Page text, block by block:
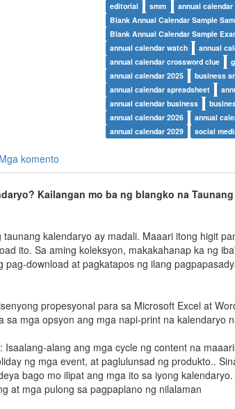
editorial
smm annual calendar
Blank Annual Calendar Sample
Blank Annual Calendar Sample
annual calendar watch
annual
annual calendar crossword clue
annual calendar 2025
business
annual calendar spreadsheet
annual calendar business
annual calendar 2026
annual
annual calendar 2029
social
Mga komento
Kailangan mo ba ng blangko na
kalendaryo ay madali. Maaari itong higit
ito. Sa aming koleksyon, makakahanap ka ng
download at pagkatapos ng ilang
propesyonal para sa Microsoft Excel at
sa mga opsyon ang mga napi-print na kalendaryo
Isaalang-alang ang mga cycle ng content na
ng mga event, at paglulunsad ng produkto..
bago mo ilipat ang mga ito sa iyong
at mga pulong sa pagpaplano ng nilalaman